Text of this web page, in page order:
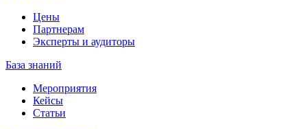
Цены
Партнерам
Эксперты и аудиторы
База знаний
Мероприятия
Кейсы
Статьи